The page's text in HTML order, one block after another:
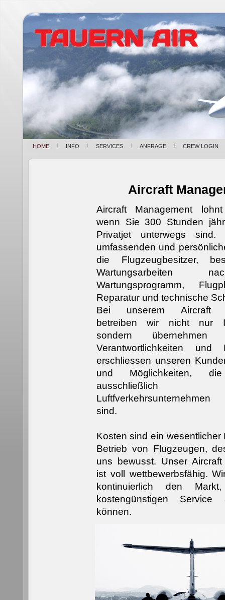
HOME INFO SERVICES ANFRAGE CREW LOGIN
Aircraft
Aircraft Management
wenn Sie 300 Stunden
Privatjet unterwegs sind.
umfassenden und
die Flugzeugbesitzer,
Wartungsarbeiten
Wartungsprogramm,
Reparatur und technische
Bei unserem Aircraft
betreiben wir nicht nur
sondern
Verantwortlichkeiten und
erschliessen unseren
und Möglichkeiten,
ausschließlich
sind.
Kosten sind ein wesentlicher
Betrieb von Flugzeugen,
uns bewusst. Unser
ist voll wettbewerbsfähig.
kontinuierlich den
kostengünstigen
können.